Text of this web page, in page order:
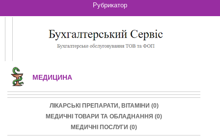
Рубрикатор
МЕДИЦИНА
ЛІКАРСЬКІ ПРЕПАРАТИ, ВІТАМІНИ (0)
МЕДИЧНІ ТОВАРИ ТА ОБЛАДНАННЯ (0)
МЕДИЧНІ ПОСЛУГИ (0)